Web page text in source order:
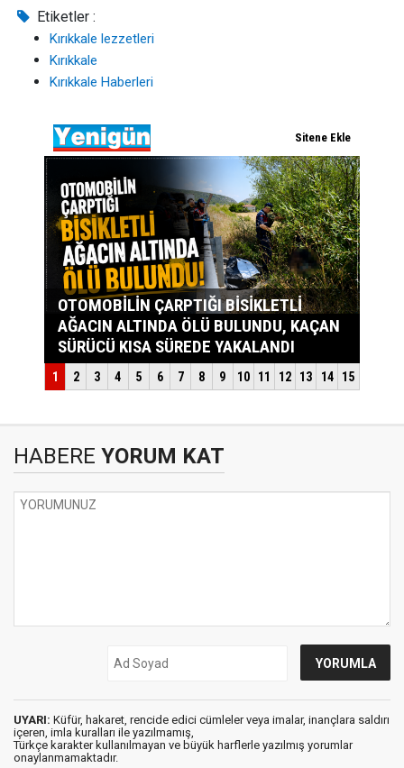
Etiketler :
Kırıkkale lezzetleri
Kırıkkale
Kırıkkale Haberleri
HABERE YORUM KAT
UYARI: Küfür, hakaret, rencide edici cümleler veya imalar, inançlara saldırı
içeren, imla kuralları ile yazılmamış,
Türkçe karakter kullanılmayan ve büyük harflerle yazılmış yorumlar
onaylanmamaktadır.